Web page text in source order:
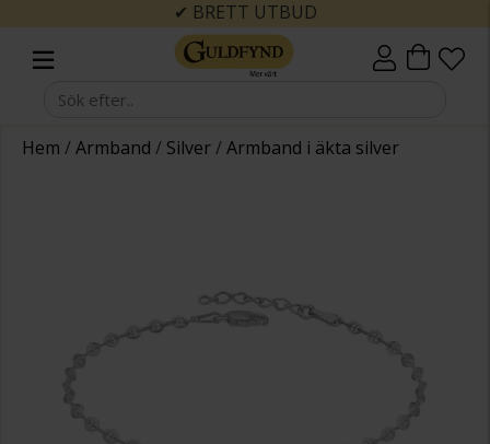
✔ BRETT UTBUD
Hem /Armband / Silver/Armband i äkta silver